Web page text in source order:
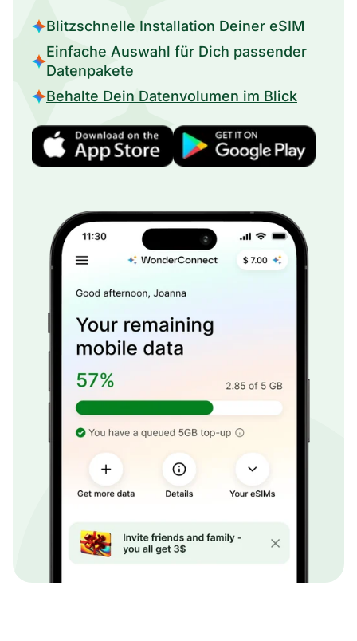
Blitzschnelle Installation Deiner eSIM
Einfache Auswahl für Dich passender
Datenpakete
Behalte Dein Datenvolumen im Blick